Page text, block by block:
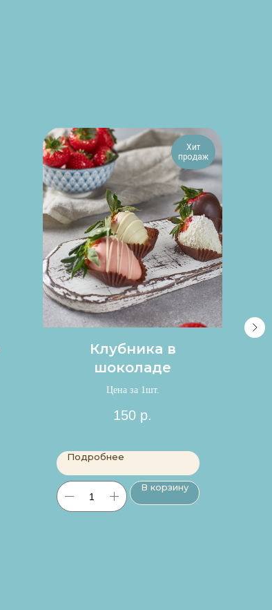
Хит
продаж
Клубника в
шоколаде
Цена за 1шт.
150 р.
Подробнее
В корзину